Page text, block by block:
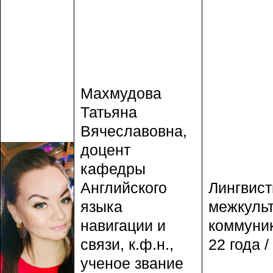
Махмудова
Татьяна
Вячеславовна,
доцент
кафедры
Английского
языка
навигации и
связи, к.ф.н.,
ученое звание
22 года /